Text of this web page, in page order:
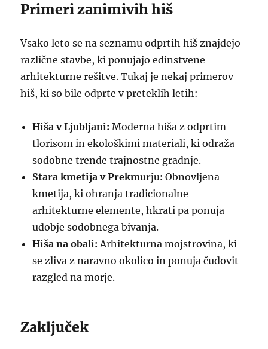
Primeri zanimivih hiš
Vsako leto se na seznamu odprtih hiš znajdejo
različne stavbe, ki ponujajo edinstvene
arhitekturne rešitve. Tukaj je nekaj primerov
hiš, ki so bile odprte v preteklih letih:
Hiša v Ljubljani: Moderna hiša z odprtim
tlorisom in ekološkimi materiali, ki odraža
sodobne trende trajnostne gradnje.
Stara kmetija v Prekmurju: Obnovljena
kmetija, ki ohranja tradicionalne
arhitekturne elemente, hkrati pa ponuja
udobje sodobnega bivanja.
Hiša na obali: Arhitekturna mojstrovina, ki
se zliva z naravno okolico in ponuja čudovit
razgled na morje.
Zaključek